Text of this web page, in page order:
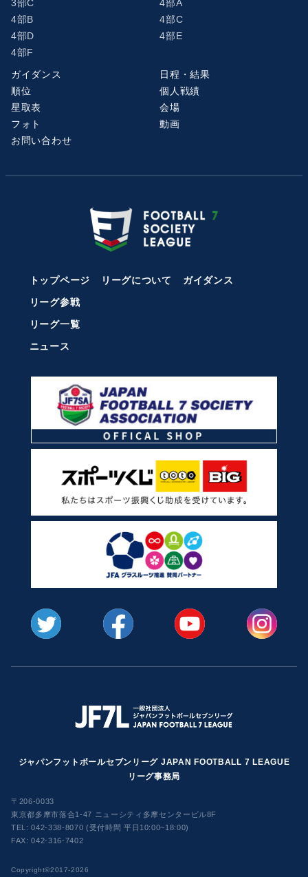
3部C
4部A
4部B
4部C
4部D
4部E
4部F
ガイダンス
日程・結果
順位
個人戦績
星取表
会場
フォト
動画
お問い合わせ
トップページ リーグについて
ガイダンス
リーグ参戦
リーグ一覧
ニュース
ジャパンフットボールセブンリーグ JAPAN FOOTBALL 7 LEAGUE
リーグ事務局
〒206-0033
東京都多摩市落合1-47 ニューシティ多摩センタービル8F
TEL:042-338-8070 (受付時間 平日10:00~18:00)
FAX: 042-316-7402
​Copyright©2017-2026